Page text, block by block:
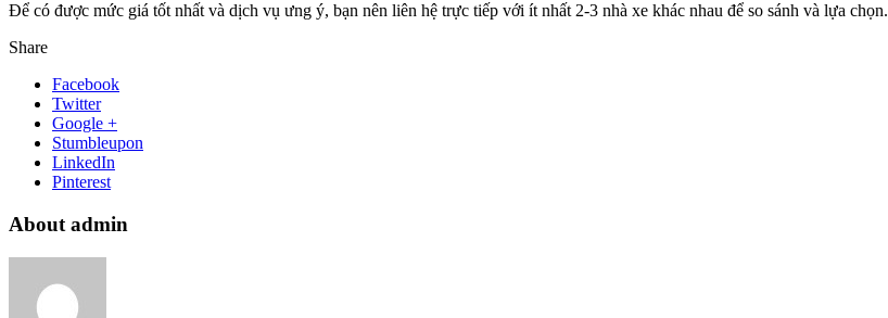
Để có được mức giá tốt nhất và dịch vụ ưng ý, bạn nên liên hệ trực tiếp với ít nhất 2-3 nhà xe khác nhau để so sánh và lựa chọn.
Share
Facebook
Twitter
Google +
Stumbleupon
LinkedIn
Pinterest
About admin